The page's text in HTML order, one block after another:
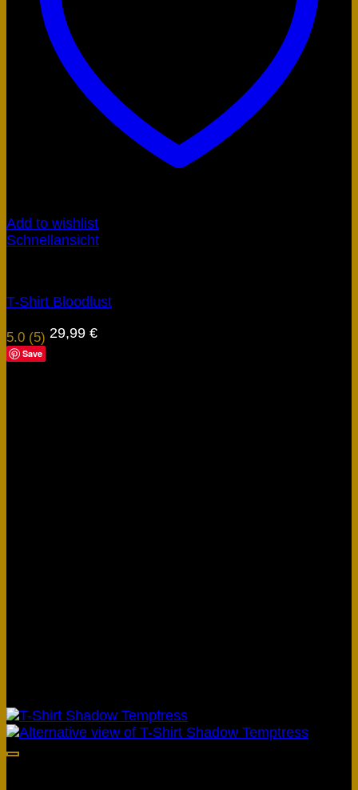
Add to wishlist
Schnellansicht
T-Shirt Bloodlust
5.0 (5) 29,99 €
Save